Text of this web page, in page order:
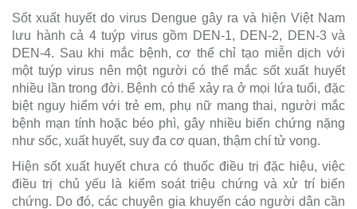
Sốt xuất huyết do virus Dengue gây ra và hiện Việt Nam
lưu hành cả 4 tuýp virus gồm DEN-1, DEN-2, DEN-3 và
DEN-4. Sau khi mắc bệnh, cơ thể chỉ tạo miễn dịch với
một tuýp virus nên một người có thể mắc sốt xuất huyết
nhiều lần trong đời. Bệnh có thể xảy ra ở mọi lứa tuổi, đặc
biệt nguy hiểm với trẻ em, phụ nữ mang thai, người mắc
bệnh mạn tính hoặc béo phì, gây nhiều biến chứng nặng
như sốc, xuất huyết, suy đa cơ quan, thậm chí tử vong.
Hiện sốt xuất huyết chưa có thuốc điều trị đặc hiệu, việc
điều trị chủ yếu là kiểm soát triệu chứng và xử trí biến
chứng. Do đó, các chuyên gia khuyến cáo người dân cần